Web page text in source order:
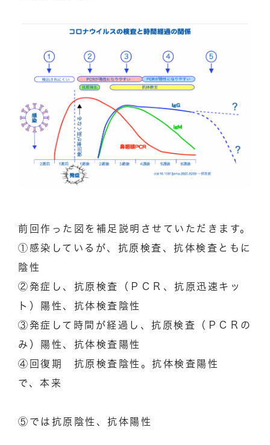
前回作った図を補足説明させていただきます。
①感染しているが、抗原検査、抗体検査ともに
陰性
②発症し、抗原検査（ＰＣＲ、抗原迅速キッ
ト）陽性、抗体検査陰性
③発症して時間が経過し、抗原検査（ＰＣＲの
み）陽性、抗体検査陽性
④回復期 抗原検査陰性。抗体検査陽性
で、本来
⑤では抗原陰性、抗体陽性